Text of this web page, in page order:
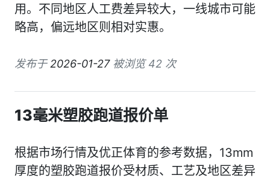
用。不同地区人工费差异较大，一线城市可能
略高，偏远地区则相对实惠。
发布于 2026-01-27被浏览 42 次
13毫米塑胶跑道报价单
根据市场行情及优正体育的参考数据，13mm
厚度的塑胶跑道报价受材质、工艺及地区差异